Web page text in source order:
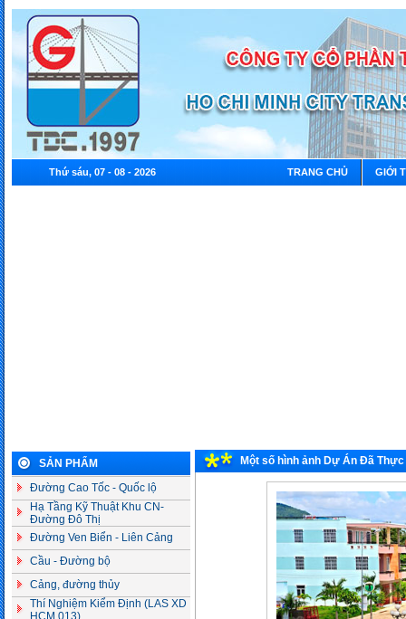
Thứ sáu, 07 - 08 - 2026 TRANG CHỦ GIỚI
SẢN PHẨM
Đường Cao Tốc - Quốc lộ
Hạ Tầng Kỹ Thuật Khu CN-
Đường Đô Thị
Đường Ven Biển - Liên Cảng
Cầu - Đường bộ
Cảng, đường thủy
Thí Nghiệm Kiểm Định (LAS XD
HCM.013)
Một số hình ảnh Dự Án Đã Thực